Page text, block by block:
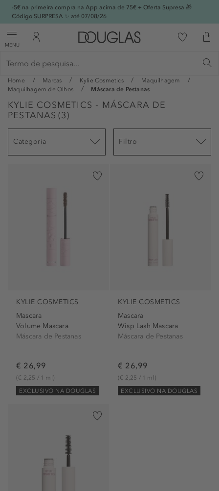
-5€ na primeira compra na App acima de 75€ + Oferta Supresa 🎁
Código SURPRESA ✨ até 07/08/26
MENU
Home Marcas Kylie Cosmetics
Maquilhagem
Maquilhagem de Olhos
Máscara de Pestanas
KYLIE COSMETICS - MÁSCARA DE
PESTANAS (3)
Categoria Filtro
KYLIE COSMETICS
Mascara
Volume Mascara
Máscara de Pestanas
€ 26,99
(€ 2,25 / 1 ml)
EXCLUSIVO NA DOUGLAS
KYLIE COSMETICS
Mascara
Wisp Lash Mascara
Máscara de Pestanas
€ 26,99
(€ 2,25 / 1 ml)
EXCLUSIVO NA DOUGLAS